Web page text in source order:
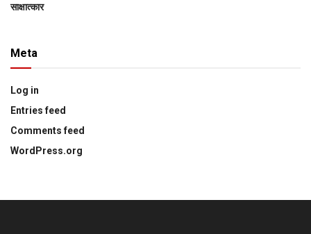
साक्षात्‍कार
Meta
Log in
Entries feed
Comments feed
WordPress.org